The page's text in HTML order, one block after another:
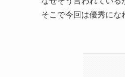
そこで今回は優秀にな